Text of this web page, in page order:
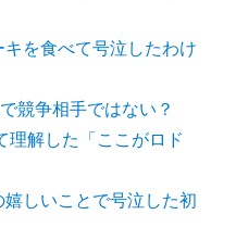
を食べて号泣したわけ
競争相手ではない？
解した「ここがロド
しいことで号泣した初